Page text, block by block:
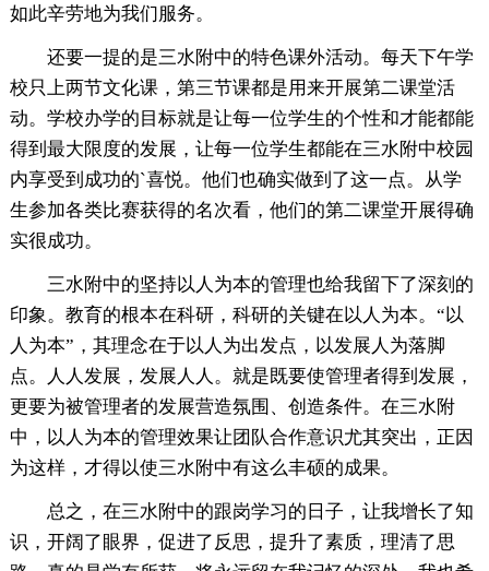
如此辛劳地为我们服务。
还要一提的是三水附中的特色课外活动。每天下午学
校只上两节文化课，第三节课都是用来开展第二课堂活
动。学校办学的目标就是让每一位学生的个性和才能都能
得到最大限度的发展，让每一位学生都能在三水附中校园
内享受到成功的`喜悦。他们也确实做到了这一点。从学
生参加各类比赛获得的名次看，他们的第二课堂开展得确
实很成功。
三水附中的坚持以人为本的管理也给我留下了深刻的
印象。教育的根本在科研，科研的关键在以人为本。“以
人为本”，其理念在于以人为出发点，以发展人为落脚
点。人人发展，发展人人。就是既要使管理者得到发展，
更要为被管理者的发展营造氛围、创造条件。在三水附
中，以人为本的管理效果让团队合作意识尤其突出，正因
为这样，才得以使三水附中有这么丰硕的成果。
总之，在三水附中的跟岗学习的日子，让我增长了知
识，开阔了眼界，促进了反思，提升了素质，理清了思